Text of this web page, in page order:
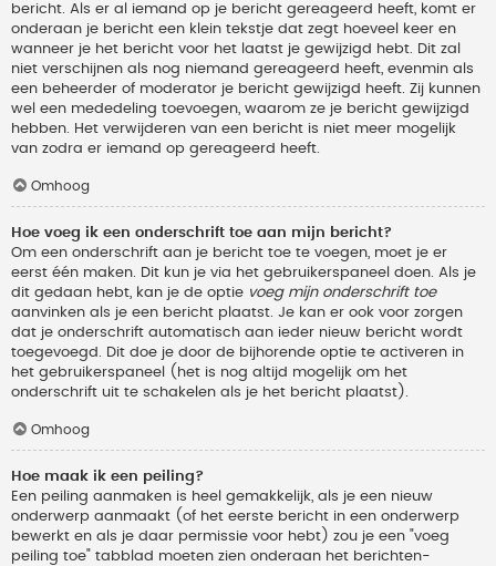
bericht. Als er al iemand op je bericht gereageerd heeft, komt er
onderaan je bericht een klein tekstje dat zegt hoeveel keer en
wanneer je het bericht voor het laatst je gewijzigd hebt. Dit zal
niet verschijnen als nog niemand gereageerd heeft, evenmin als
een beheerder of moderator je bericht gewijzigd heeft. Zij kunnen
wel een mededeling toevoegen, waarom ze je bericht gewijzigd
hebben. Het verwijderen van een bericht is niet meer mogelijk
van zodra er iemand op gereageerd heeft.
Omhoog
Hoe voeg ik een onderschrift toe aan mijn bericht?
Om een onderschrift aan je bericht toe te voegen, moet je er
eerst één maken. Dit kun je via het gebruikerspaneel doen. Als je
dit gedaan hebt, kan je de optie voeg mijn onderschrift toe
aanvinken als je een bericht plaatst. Je kan er ook voor zorgen
dat je onderschrift automatisch aan ieder nieuw bericht wordt
toegevoegd. Dit doe je door de bijhorende optie te activeren in
het gebruikerspaneel (het is nog altijd mogelijk om het
onderschrift uit te schakelen als je het bericht plaatst).
Omhoog
Hoe maak ik een peiling?
Een peiling aanmaken is heel gemakkelijk, als je een nieuw
onderwerp aanmaakt (of het eerste bericht in een onderwerp
bewerkt en als je daar permissie voor hebt) zou je een "voeg
peiling toe" tabblad moeten zien onderaan het berichten-